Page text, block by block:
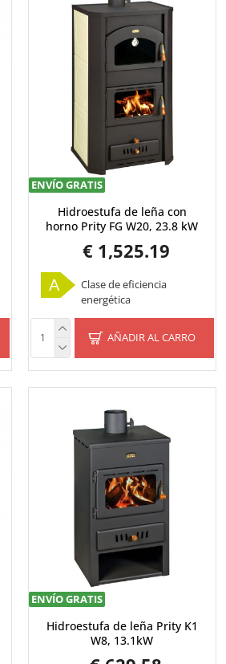
ENVÍO GRATIS
Hidroestufa de leña con
horno Prity FG W20, 23.8 kW
€ 1,525.19
A
Clase de eficiencia
energética
AÑADIR AL CARRO
ENVÍO GRATIS
Hidroestufa de leña Prity K1
W8, 13.1kW